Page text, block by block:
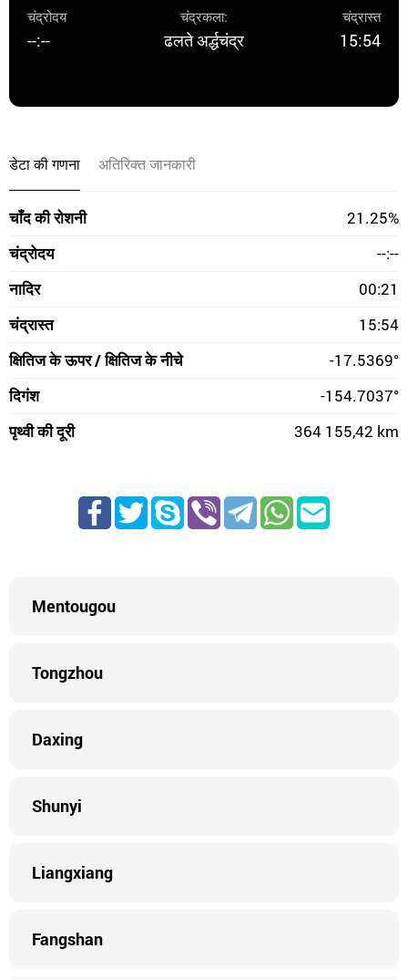
चंद्रोदय
--:--
चंद्रकला:
ढलते अर्द्धचंद्र
चंद्रास्त
15:54
डेटा की गणना अतिरिक्त जानकारी
चाँद की रोशनी
21.25%
चंद्रोदय
--:--
नादिर
00:21
चंद्रास्त
15:54
क्षितिज के ऊपर / क्षितिज के नीचे
-17.5369°
दिगंश
-154.7037°
पृथ्वी की दूरी
364 155,42 km
Mentougou
Tongzhou
Daxing
Shunyi
Liangxiang
Fangshan